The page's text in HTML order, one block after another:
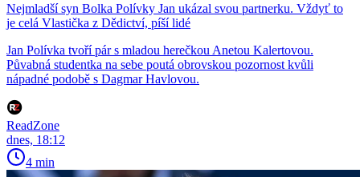
Nejmladší syn Bolka Polívky Jan ukázal svou partnerku. Vždyť to
je celá Vlastička z Dědictví, píší lidé
Jan Polívka tvoří pár s mladou herečkou Anetou Kalertovou.
Půvabná studentka na sebe poutá obrovskou pozornost kvůli
nápadné podobě s Dagmar Havlovou.
ReadZone
dnes, 18:12
4 min